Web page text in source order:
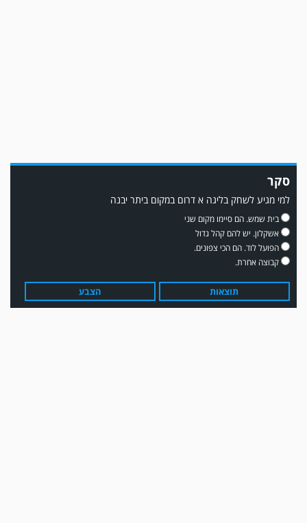
משחק אימון: שדרות גברה על מ.ס. דימונה 1-4.
סקר
למי מגיע לשחק בליגה א דרום במקום ביתר יבנה
בית שמש. הם סיימו מקום שני
אשקלון. יש להם קהל גדול
הפועל לוד. הם הכי צפונים.
קבוצה אחרת.
תוצאות הצבע